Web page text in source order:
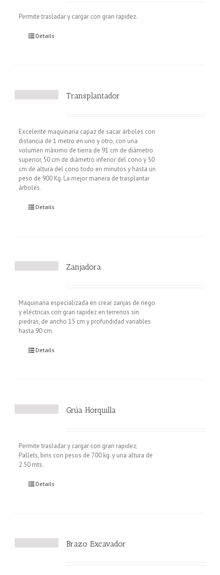
Permite trasladar y cargar con gran rapidez.
Details
Transplantador
Excelente maquinaria capaz de sacar árboles con
distancia de 1 metro en uno y otro, con una
volumen máximo de tierra de 91 cm de diámetro
superior, 50 cm de diámetro inferior del cono y 50
cm de altura del cono todo en minutos y hasta un
peso de 900 Kg. La mejor manera de trasplantar
árboles.
Details
Zanjadora
Maquinaria especializada en crear zanjas de riego
y eléctricas con gran rapidez en terrenos sin
piedras, de ancho 15 cm y profundidad variables
hasta 90 cm.
Details
Grúa Horquilla
Permite trasladar y cargar con gran rapidez;
Pallets, bins con pesos de 700 kg. y una altura de
2.50 mts.
Details
Brazo Excavador